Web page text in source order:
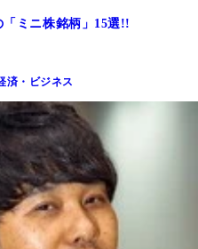
ミニ株銘柄」15選!!
済・ビジネス